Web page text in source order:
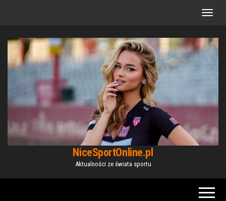
NiceSportOnline.pl
Aktualności ze świata sportu